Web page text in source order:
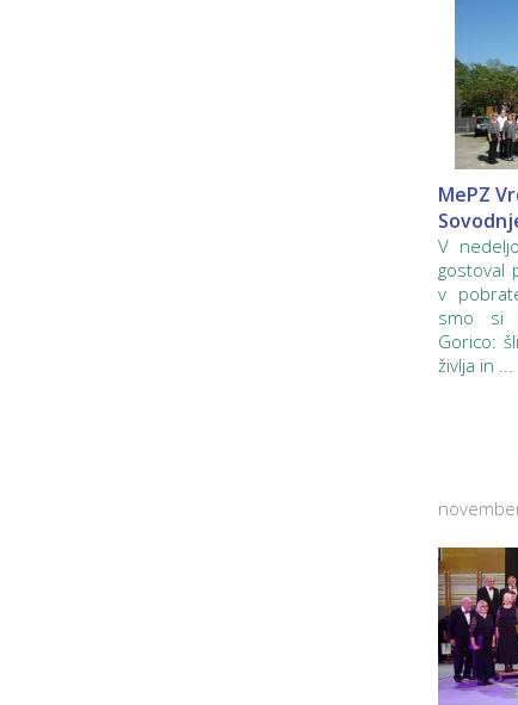
MePZ
V
gostoval
v
smo si
Gorico:
življa in ...